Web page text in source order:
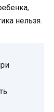
нельзя.